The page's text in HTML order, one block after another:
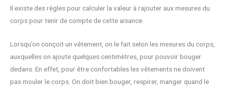
Il existe des règles pour calculer la valeur à rajouter aux mesures du
corps pour tenir de compte de cette aisance.
Lorsqu’on conçoit un vêtement, on le fait selon les mesures du corps,
auxquelles on ajoute quelques centimètres, pour pouvoir bouger
dedans. En effet, pour être confortables les vêtements ne doivent
pas mouler le corps. On doit bien bouger, respirer, manger quand le